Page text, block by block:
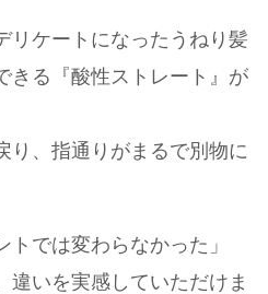
リケートになったうねり髪
きる『酸性ストレート』が
り、指通りがまるで別物に
トでは変わらなかった」
違いを実感していただけま